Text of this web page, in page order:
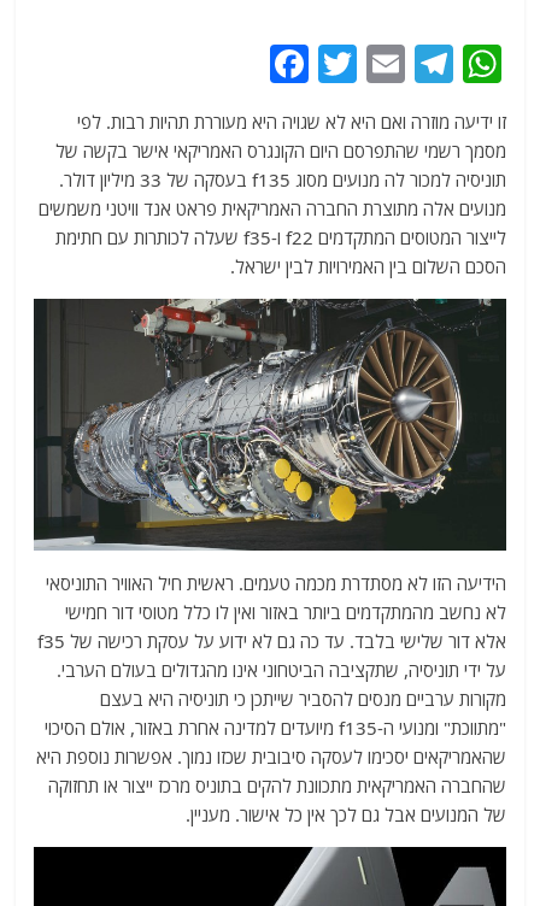
W
at
s
A
p
p
T
e
g
ra
m
E
m
ai
l
T
itt
er
c
e
b
o
o
k
זו ידיעה מוזרה ואם היא לא שגויה היא מעוררת תהיות רבות. לפי
מסמך רשמי שהתפרסם היום הקונגרס האמריקאי אישר בקשה של
תוניסיה למכור לה מנועים מסוג f135 בעסקה של 33 מיליון דולר.
מנועים אלה מתוצרת החברה האמריקאית פראט אנד וויטני משמשים
לייצור המטוסים המתקדמים f22 ו-f35 שעלה לכותרות עם חתימת
הסכם השלום בין האמירויות לבין ישראל.
הידיעה הזו לא מסתדרת מכמה טעמים. ראשית חיל האוויר התוניסאי
לא נחשב מהמתקדמים ביותר באזור ואין לו כלל מטוסי דור חמישי
אלא דור שלישי בלבד. עד כה גם לא ידוע על עסקת רכישה של f35
על ידי תוניסיה, שתקציבה הביטחוני אינו מהגדולים בעולם הערבי.
מקורות ערביים מנסים להסביר שייתכן כי תוניסיה היא בעצם
"מתווכת" ומנועי ה-f135 מיועדים למדינה אחרת באזור, אולם הסיכוי
שהאמריקאים יסכימו לעסקה סיבובית שכזו נמוך. אפשרות נוספת היא
שהחברה האמריקאית מתכוונת להקים בתוניס מרכז ייצור או תחזוקה
של המנועים אבל גם לכך אין כל אישור. מעניין.